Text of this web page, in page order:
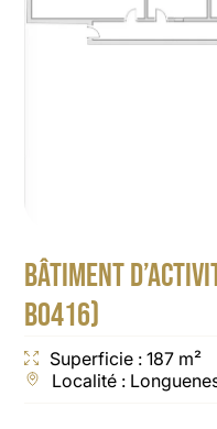
BÂTIMENT
B0416)
Superficie : 187 m²
Localité :